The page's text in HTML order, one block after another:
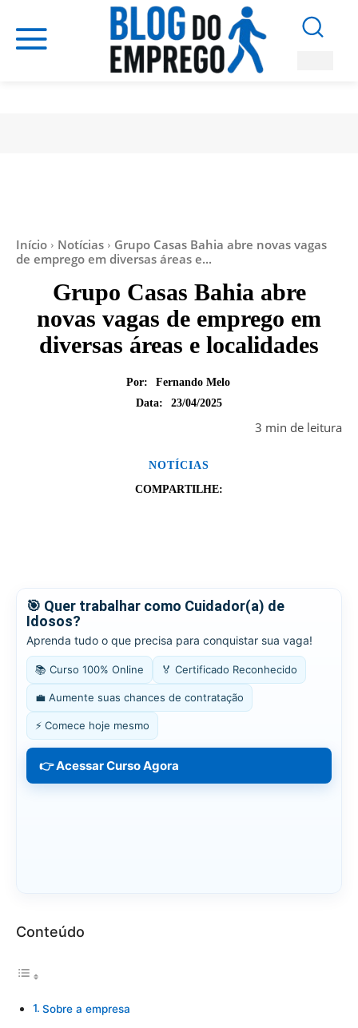
Início Notícias
Grupo Casas Bahia abre novas vagas
de emprego em diversas áreas e...
Grupo Casas Bahia abre
novas vagas de emprego em
diversas áreas e localidades
Por:
Fernando Melo
Data:
23/04/2025
3 min de leitura
NOTÍCIAS
COMPARTILHE:
🎯 Quer trabalhar como Cuidador(a) de
Idosos?
Aprenda tudo o que precisa para conquistar sua vaga!
📚 Curso 100% Online 🏅 Certificado Reconhecido
💼 Aumente suas chances de contratação
⚡ Comece hoje mesmo
👉 Acessar Curso Agora
Conteúdo
Sobre a empresa